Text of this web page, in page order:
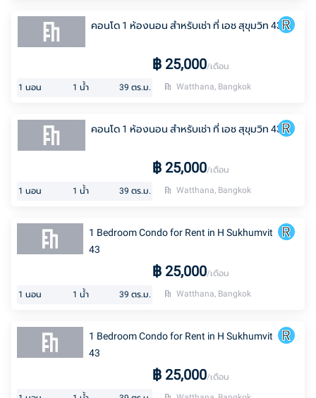
คอนโด 1 ห้องนอน สำหรับเช่า ที่ เอช สุขุมวิท 43
฿ 25,000/เดือน
1 นอน 1 น้ำ 39 ตร.ม. Watthana, Bangkok
คอนโด 1 ห้องนอน สำหรับเช่า ที่ เอช สุขุมวิท 43
฿ 25,000/เดือน
1 นอน 1 น้ำ 39 ตร.ม. Watthana, Bangkok
1 Bedroom Condo for Rent in H Sukhumvit
43
฿ 25,000/เดือน
1 นอน 1 น้ำ 39 ตร.ม. Watthana, Bangkok
1 Bedroom Condo for Rent in H Sukhumvit
43
฿ 25,000/เดือน